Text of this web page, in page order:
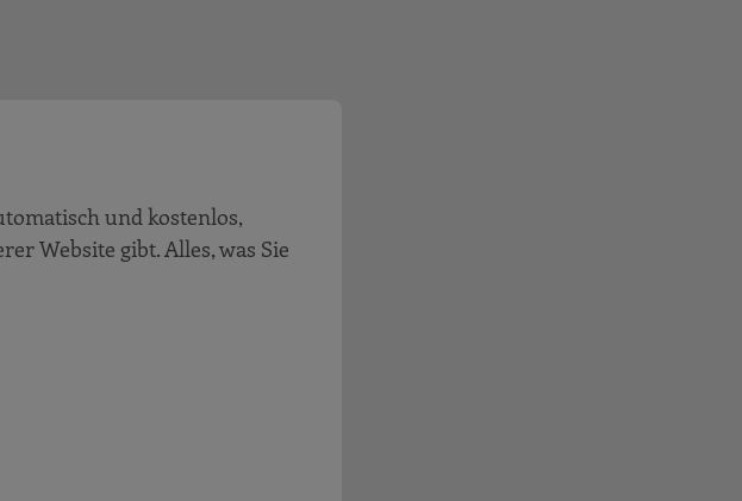
und kostenlos,
Website gibt. Alles, was Sie